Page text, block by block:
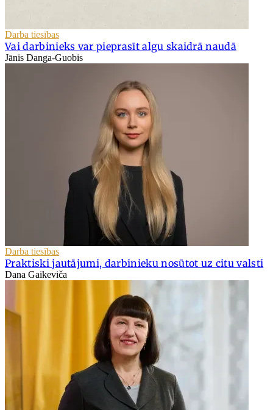
Darba tiesības
Vai darbinieks var pieprasīt algu skaidrā naudā
Jānis Danga-Guobis
Darba tiesības
Praktiski jautājumi, darbinieku nosūtot uz citu valsti
Dana Gaikeviča